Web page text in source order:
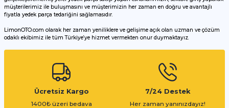
müşterilerimiz ile buluşmasını ve müşterimizin her zaman en doğru ve avantajlı
fiyatla yedek parça tedariğini sağlamasıdır.
LimonOTO.com olarak her zaman yeniliklere ve gelişime açık olan uzman ve çözüm
odaklı ekibimiz ile tüm Türkiye’ye hizmet vermekten onur duymaktayız.
Ücretsiz Kargo
1400₺ üzeri bedava
7/24 Destek
Her zaman yanınızdayız!